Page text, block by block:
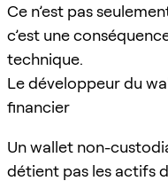
Ce n’est pas
c’est une
technique.
Le développeur du
financier
Un wallet non-
détient pas les actifs